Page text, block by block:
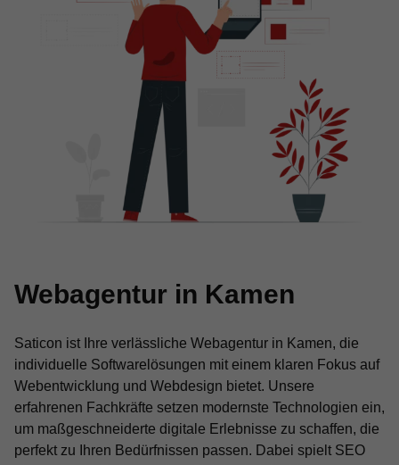
Webagentur in Kamen
Saticon ist Ihre verlässliche Webagentur in Kamen, die
individuelle Softwarelösungen mit einem klaren Fokus auf
Webentwicklung und Webdesign bietet. Unsere
erfahrenen Fachkräfte setzen modernste Technologien ein,
um maßgeschneiderte digitale Erlebnisse zu schaffen, die
perfekt zu Ihren Bedürfnissen passen. Dabei spielt SEO